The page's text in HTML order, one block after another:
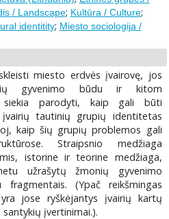
/ Landscape; Kultūra / Culture;
identitity; Miesto sociologija /
miesto erdvės įvairovę, jos
gyvenimo būdu ir kitom
siekia parodyti, kaip gali būti
tautinių grupių identitetas
kaip šių grupių problemos gali
Straipsnio medžiaga
istorine ir teorine medžiaga,
užrašytų žmonių gyvenimo
(Ypač reikšmingas
jose ryškėjantys įvairių kartų
įvertinimai.).